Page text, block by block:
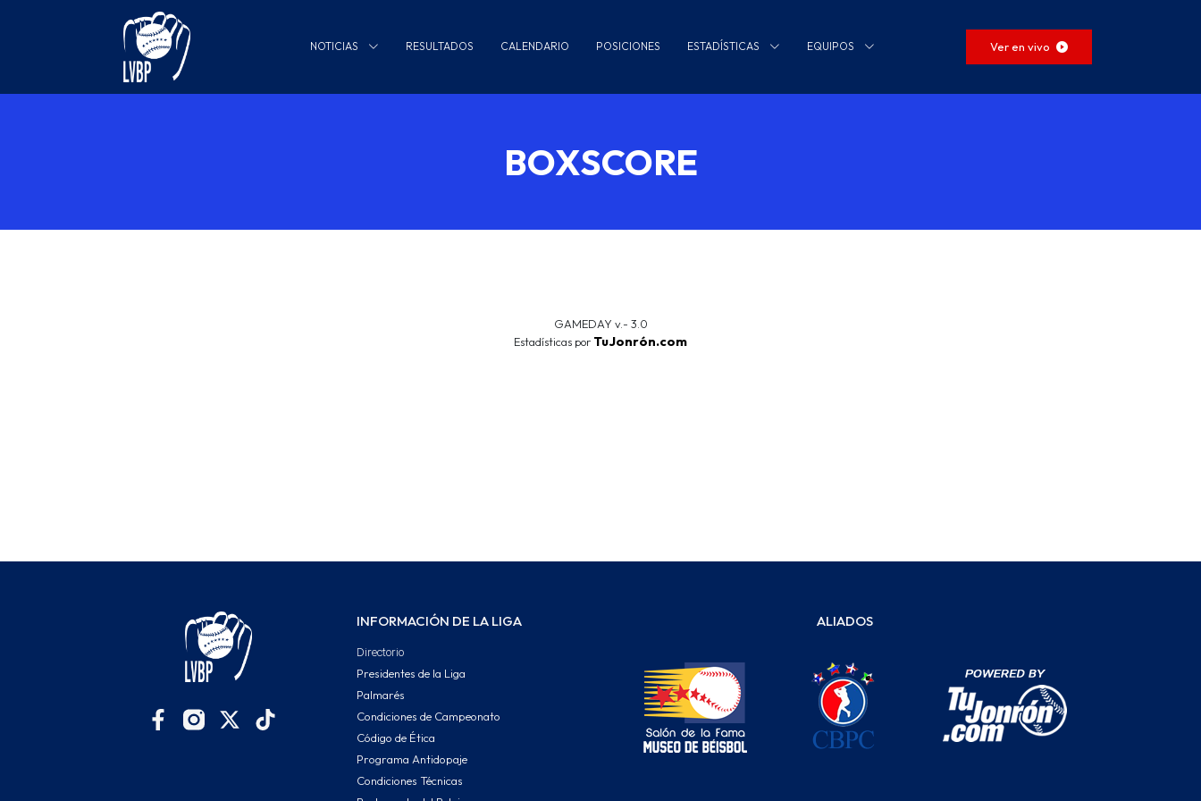
NOTICIAS RESULTADOS CALENDARIO POSICIONES ESTADÍSTICAS EQUIPOS Ver en vivo
BOXSCORE
GAMEDAY v.- 3.0
Estadísticas por TuJonrón.com
INFORMACIÓN DE LA LIGA
Directorio
Presidentes de la Liga
Palmarés
Condiciones de Campeonato
Código de Ética
Programa Antidopaje
Condiciones Técnicas
ALIADOS